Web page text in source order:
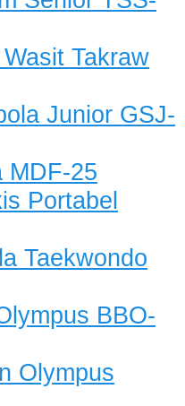
Takraw
Junior GSJ-
MDF-25
Portabel
Taekwondo
BBO-
Olympus